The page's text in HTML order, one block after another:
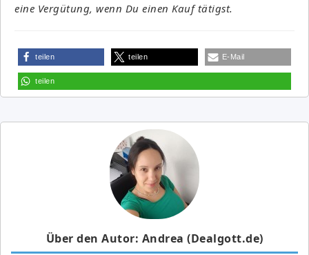
eine Vergütung, wenn Du einen Kauf tätigst.
teilen teilen E-Mail
teilen
Über den Autor: Andrea (Dealgott.de)